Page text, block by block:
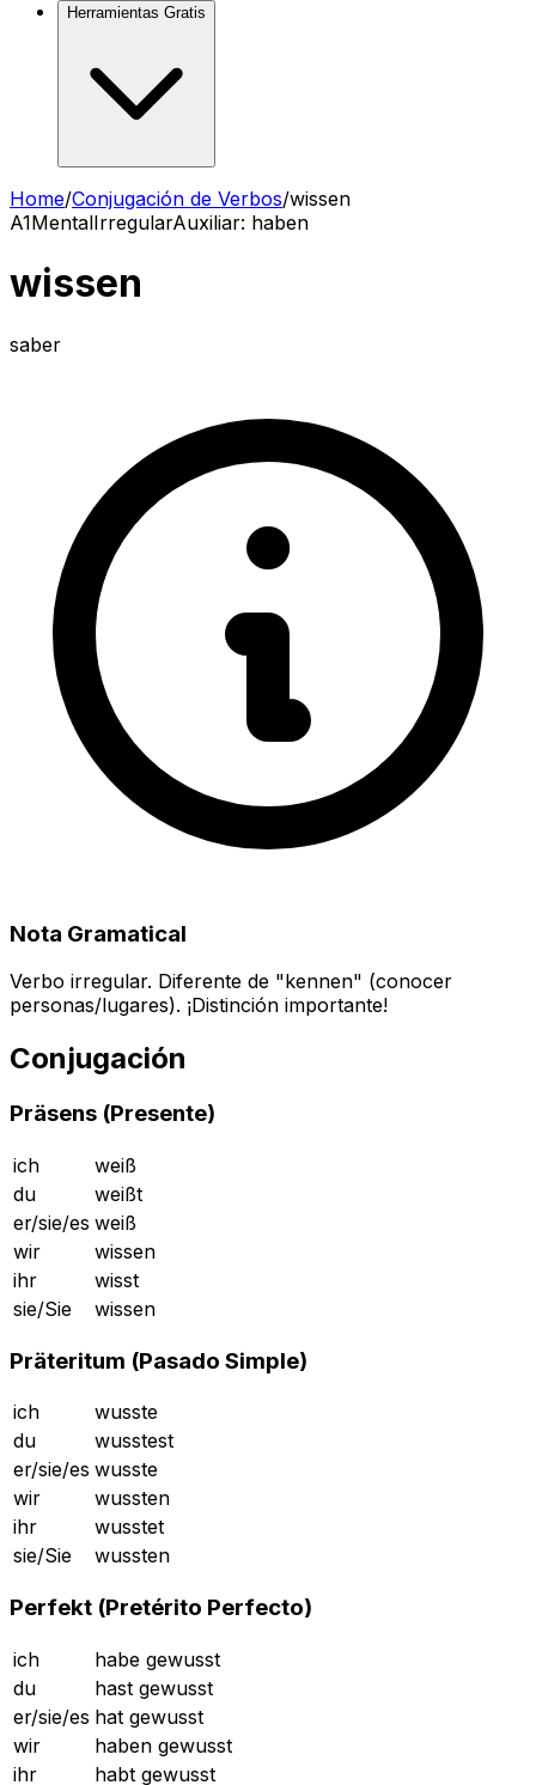
Herramientas Gratis
Home/Conjugación de Verbos/wissen
A1MentalIrregularAuxiliar: haben
wissen
saber
Nota Gramatical
Verbo irregular. Diferente de "kennen" (conocer
personas/lugares). ¡Distinción importante!
Conjugación
Präsens (Presente)
ich
weiß
du
weißt
er/sie/es weiß
wir
wissen
ihr
wisst
sie/Sie
wissen
Präteritum (Pasado Simple)
ich
wusste
du
wusstest
er/sie/es wusste
wir
wussten
ihr
wusstet
sie/Sie
wussten
Perfekt (Pretérito Perfecto)
ich
habe gewusst
du
hast gewusst
er/sie/es hat gewusst
wir
haben gewusst
ihr
habt gewusst